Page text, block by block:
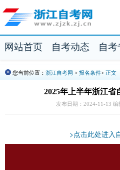
网站首页 自考动态 自考
您当前位置： 浙江自考网 > 报名条件> 正文
2025年上半年浙江省
发布日期：2024-11-13 编
>点击此处进入